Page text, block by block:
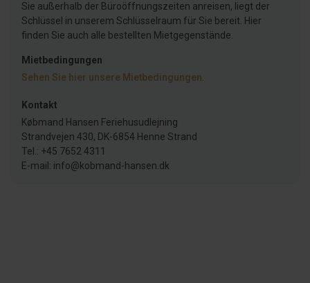
Sie außerhalb der Büroöffnungszeiten anreisen, liegt der
Schlüssel in unserem Schlüsselraum für Sie bereit. Hier
finden Sie auch alle bestellten Mietgegenstände.
Mietbedingungen
Sehen Sie hier unsere Mietbedingungen.
Kontakt
Købmand Hansen Feriehusudlejning
Strandvejen 430, DK-6854 Henne Strand
Tel.: +45 7652 4311
E-mail: info@kobmand-hansen.dk